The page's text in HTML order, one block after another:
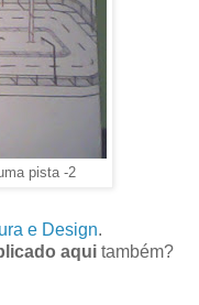
pista -2
e Design.
aqui também?